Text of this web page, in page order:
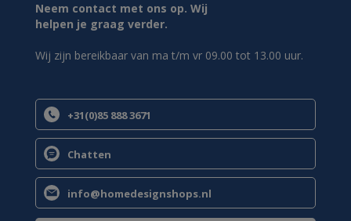
Neem contact met ons op. Wij
helpen je graag verder.
Wij zijn bereikbaar van ma t/m vr 09.00 tot 13.00 uur.
+31(0)85 888 3671
Chatten
info@homedesignshops.nl